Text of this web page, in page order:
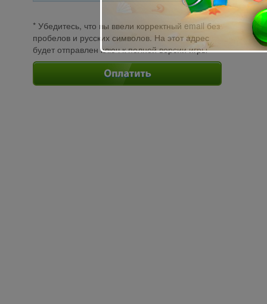
* Убедитесь, что вы ввели корректный email без
пробелов и русских символов. На этот адрес
будет отправлен ключ к полной версии игры